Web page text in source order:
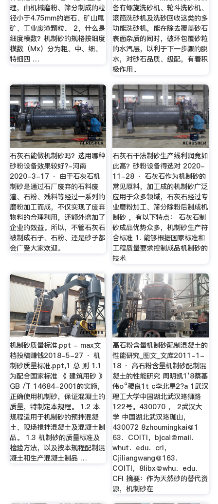
理，由机械磨粉、筛分制成的粒
径小于4.75mm的岩石、矿山尾
矿、工业废渣颗粒。 2，什么是
细度模数？机制砂的规格按细度
模数（Mx）分为粗、中、细、
特细四 …
备有螺旋洗砂机、轮斗洗砂机、
滚筒洗砂机及洗砂回收这类的多
功能洗砂机，能在除去覆盖砂石
表面杂质的同时，破坏包覆砂粒
的水汽层，以利于下一步骤的脱
水，对砂石品质、级配，有着积
极作用。
石灰石能做机制砂吗？选用哪种
砂粉设备效果较好?-河南
2020-3-17 · 由于石灰石机
制砂是通过石厂废弃的石料废
渣、石粉、残料等经过一系列的
磨粉加工而成，不仅实现了废弃
物料的合理利用，还额外增加了
企业的效益。所以，不管石灰石
被制成石子、石粉、还是砂子都
会广受大家欢迎。
石灰石干法制砂生产线利润竟如
此高？砂粉设备得选对 2020-
11-28 · 石灰石作为机制砂的
常见原料，加工成的机制砂广泛
应用于众多领域，石灰石经过专
业磨粉加工、筛分除粉后制成机
制砂 ，有以下特点： 石灰石制
砂成品优势众多，机制砂生产符
合标准 1. 能够根据国家标准和
工程质量要求控制成品机制砂的
技术
机制砂质量标准.ppt - max文
档投稿赚钱2018-5-27 · 机
制砂质量标准.ppt,1 总 则 1.1
为配合国家标准 《 建筑用砂 》
GB /T 14684-2001的实施，
正确使用机制砂，保证混凝土的
质量，特制定本规程。 1.2 本
规程适用于机制砂的预拌混凝
土、现场搅拌混凝土及混凝土制
品。 1.3 机制砂的质量标准及
检验方法，以及按本规程配制混
凝土和生产混凝土制品 …
高石粉含量机制砂配制混凝土的
性能研究_图文_文库2011-1-
18 · 高石粉含量机制砂配制混
凝土的性能研究 周明凯1’8蔡基
伟o“稷良1t c李北星2?a 1武汉
理工大学中国湖北武汉珞狮路
122号。430070 ， 2武汉大
学 中国湖北武汉珞珈山，
430072 8zhoumingkai＠1
63．COITI，bjcai＠mail．
whut．edu．crl，
Cjiliangwang＠163．
COITI，8libx＠whu．edu．
CFI 摘要：作为天然砂的替代资
源，机制砂在